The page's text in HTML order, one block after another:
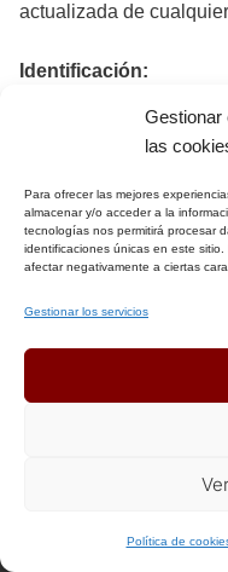
Gestionar
las
Para ofrecer las mejores
almacenar y/o acceder a la
tecnologías nos permitirá procesar
identificaciones únicas en este
afectar negativamente a ciertas
Gestionar los servicios
Política de
actualizada de
Identificación:
Himba Tours, S.L.
C.I.F. B 65239667
e-Mail:
Nº Licencia de
mercantil de Barcelona
HIMBA TOURS, S.L.